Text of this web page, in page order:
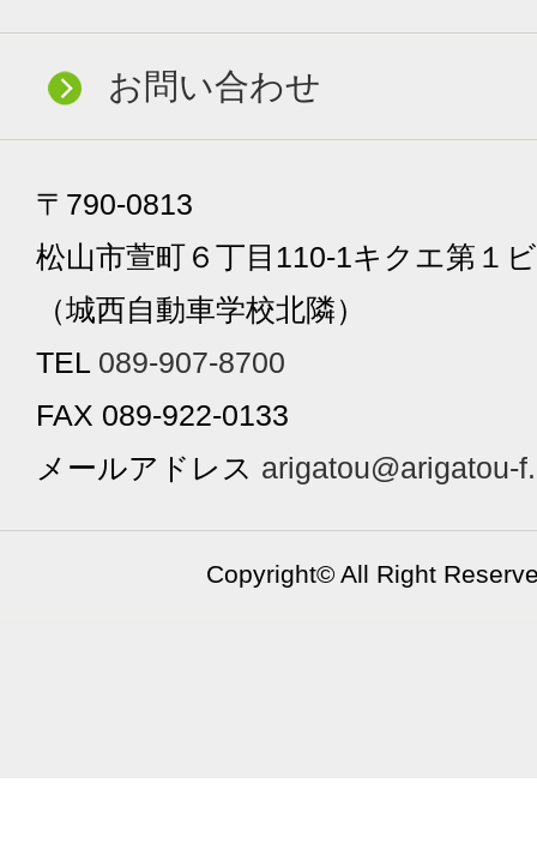
お問い合わせ
〒790-0813
松山市萱町６丁目110-1キクエ第１
（城西自動車学校北隣）
TEL 089-907-8700
FAX 089-922-0133
メールアドレス arigatou@arigatou-
Copyright© All Right